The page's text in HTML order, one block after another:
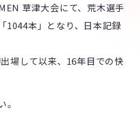
草津大会にて、荒木選手
1044本」となり、日本記録
場して以来、16年目での快